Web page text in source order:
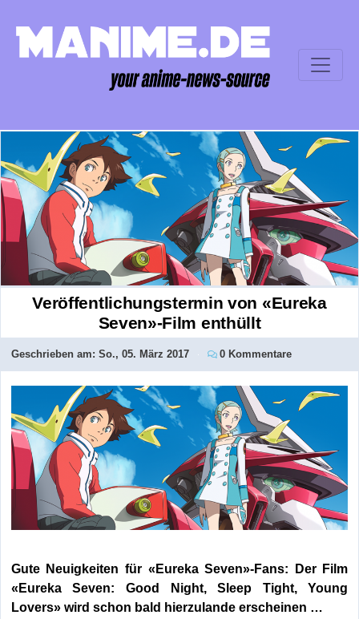
Veröffentlichungstermin von «Eureka
Seven»-Film enthüllt
Geschrieben am: So., 05. März 2017 0 Kommentare
Gute Neuigkeiten für «Eureka Seven»-Fans: Der Film
«Eureka Seven: Good Night, Sleep Tight, Young
Lovers» wird schon bald hierzulande erscheinen …